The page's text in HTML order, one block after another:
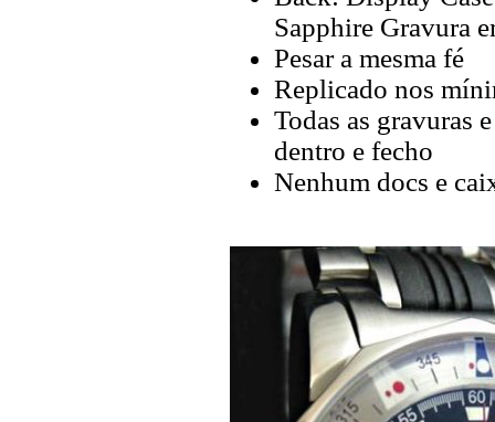
Sapphire Gravura
Pesar a mesma fé
Replicado nos
Todas as gravuras
dentro e fecho
Nenhum docs e